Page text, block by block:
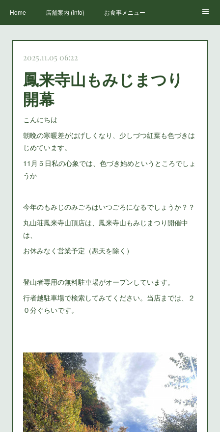
Home 店舗案内 (info) お食事メニュー
2025.11.05 06:22
鳳来寺山もみじまつり
開幕
こんにちは
朝晩の寒暖差がはげしくなり、少しづつ紅葉も色づきは
じめています。
11月５日私の心象では、色づき始めというところでしょ
うか
今年のもみじのみごろはいつごろになるでしょうか？？
丸山荘鳳来寺山頂店は、鳳来寺山もみじまつり開催中
は、
お休みなく営業予定（悪天を除く）
登山者専用の無料駐車場がオープンしています。
行者越駐車場で検索してみてください。当店までは、２
０分ぐらいです。